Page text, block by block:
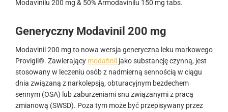
Modavinilu 200 mg & 50% Armodavinilu 150 mg tabs.
Generyczny Modavinil 200 mg
Modavinil 200 mg to nowa wersja generyczna leku markowego
Provigil®. Zawierający modafinil jako substancję czynną, jest
stosowany w leczeniu osób z nadmierną sennością w ciągu
dnia związaną z narkolepsją, obturacyjnym bezdechem
sennym (OSA) lub zaburzeniami snu związanymi z pracą
zmianową (SWSD). Poza tym może być przepisywany przez